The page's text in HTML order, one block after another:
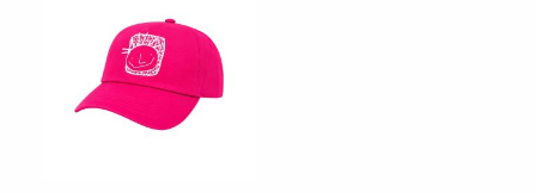
heeft
meerdere
variaties.
Deze